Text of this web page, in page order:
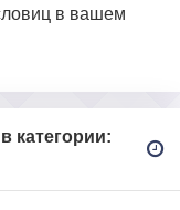
в вашем
категории: